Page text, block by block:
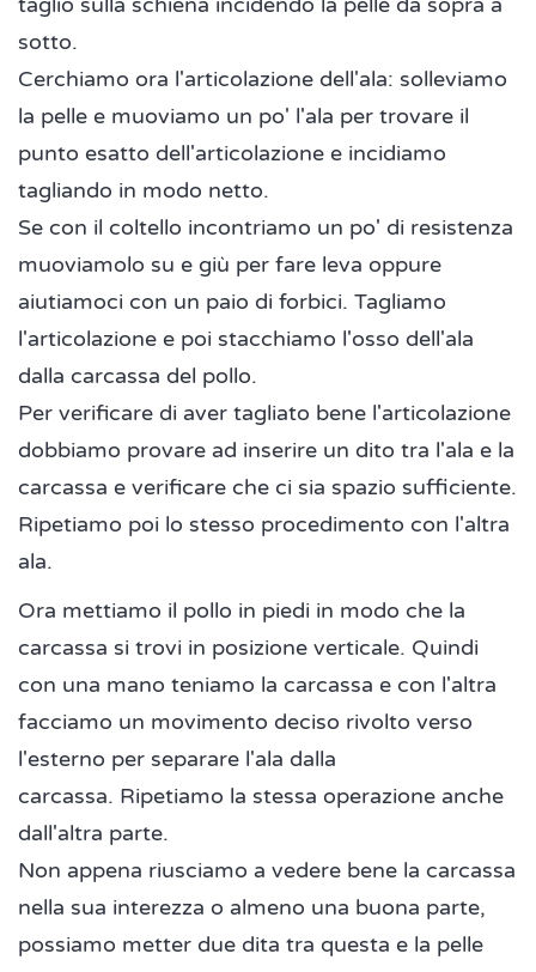
sotto.
Cerchiamo ora l'articolazione dell'ala: solleviamo
la pelle e muoviamo un po' l'ala per trovare il
punto esatto dell'articolazione e incidiamo
tagliando in modo netto.
Se con il coltello incontriamo un po' di resistenza
muoviamolo su e giù per fare leva oppure
aiutiamoci con un paio di forbici. Tagliamo
l'articolazione e poi stacchiamo l'osso dell'ala
dalla carcassa del pollo.
Per verificare di aver tagliato bene l'articolazione
dobbiamo provare ad inserire un dito tra l'ala e la
carcassa e verificare che ci sia spazio sufficiente.
Ripetiamo poi lo stesso procedimento con l'altra
ala.
Ora mettiamo il pollo in piedi in modo che la
carcassa si trovi in posizione verticale. Quindi
con una mano teniamo la carcassa e con l'altra
facciamo un movimento deciso rivolto verso
l'esterno per separare l'ala dalla
carcassa. Ripetiamo la stessa operazione anche
dall'altra parte.
Non appena riusciamo a vedere bene la carcassa
nella sua interezza o almeno una buona parte,
possiamo metter due dita tra questa e la pelle